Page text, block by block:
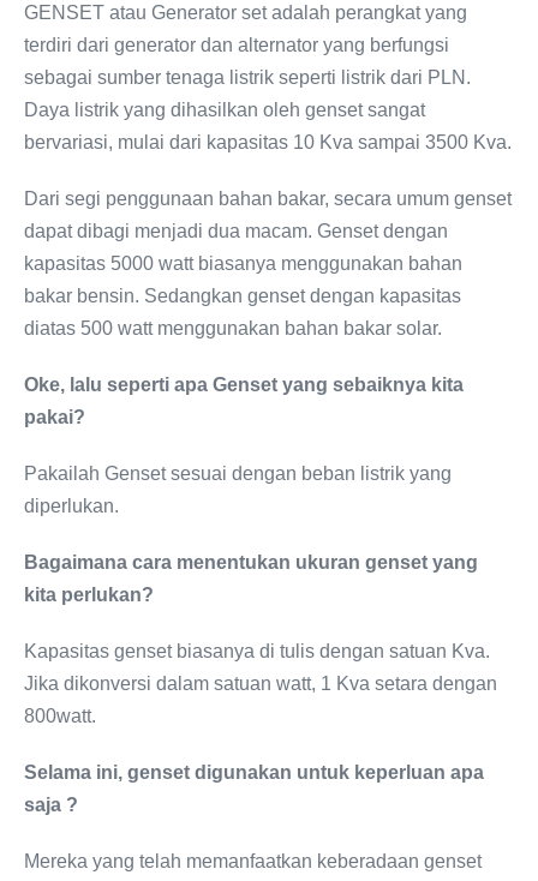
GENSET atau Generator set adalah perangkat yang
terdiri dari generator dan alternator yang berfungsi
sebagai sumber tenaga listrik seperti listrik dari PLN.
Daya listrik yang dihasilkan oleh genset sangat
bervariasi, mulai dari kapasitas 10 Kva sampai 3500 Kva.
Dari segi penggunaan bahan bakar, secara umum genset
dapat dibagi menjadi dua macam. Genset dengan
kapasitas 5000 watt biasanya menggunakan bahan
bakar bensin. Sedangkan genset dengan kapasitas
diatas 500 watt menggunakan bahan bakar solar.
Oke, lalu seperti apa Genset yang sebaiknya kita
pakai?
Pakailah Genset sesuai dengan beban listrik yang
diperlukan.
Bagaimana cara menentukan ukuran genset yang
kita perlukan?
Kapasitas genset biasanya di tulis dengan satuan Kva.
Jika dikonversi dalam satuan watt, 1 Kva setara dengan
800watt.
Selama ini, genset digunakan untuk keperluan apa
saja ?
Mereka yang telah memanfaatkan keberadaan genset